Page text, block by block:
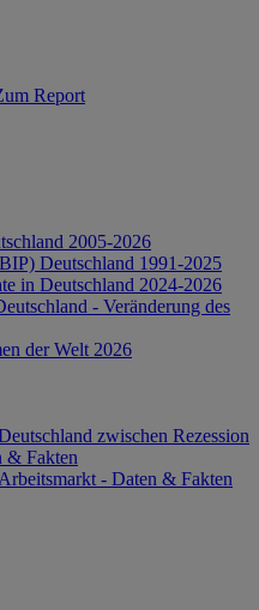
Report
2005-2026
Deutschland 1991-2025
in Deutschland 2024-2026
- Veränderung des
der Welt 2026
zwischen Rezession
& Fakten
- Daten & Fakten